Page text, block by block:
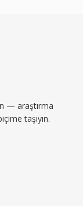
— araştırma
taşıyın.